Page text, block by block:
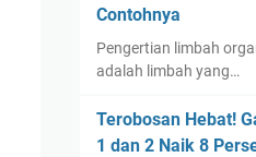
Contohnya
Pengertian limbah
adalah limbah yang…
Terobosan Hebat!
1 dan 2 Naik 8